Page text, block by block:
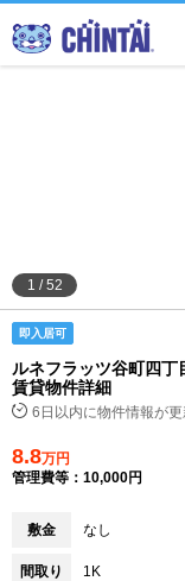
1 /52
即入居可
ルネフラッツ谷町四
賃貸物件詳細
6日以内に物件情報が
8.8万円
管理費等：10,000円
敷金 なし
間取り 1K